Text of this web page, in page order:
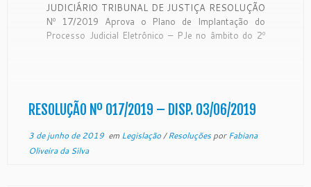
JUDICIÁRIO TRIBUNAL DE JUSTIÇA RESOLUÇÃO
Nº 17/2019 Aprova o Plano de Implantação do
Processo Judicial Eletrônico – PJe no âmbito do 2º
RESOLUÇÃO Nº 017/2019 – DISP. 03/06/2019
3 de junho de 2019em Legislação/ResoluçõesporFabiana
Oliveira da Silva